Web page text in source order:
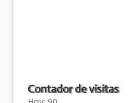
Contador de visitas